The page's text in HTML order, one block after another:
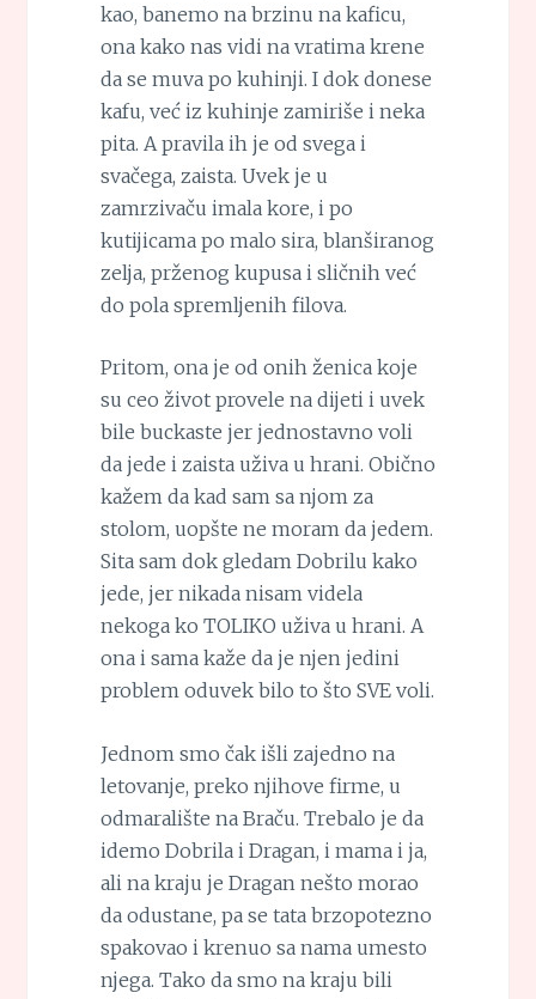
kao, banemo na brzinu na kaficu,
ona kako nas vidi na vratima krene
da se muva po kuhinji. I dok donese
kafu, već iz kuhinje zamiriše i neka
pita. A pravila ih je od svega i
svačega, zaista. Uvek je u
zamrzivaču imala kore, i po
kutijicama po malo sira, blanširanog
zelja, prženog kupusa i sličnih već
do pola spremljenih filova.
Pritom, ona je od onih ženica koje
su ceo život provele na dijeti i uvek
bile buckaste jer jednostavno voli
da jede i zaista uživa u hrani. Obično
kažem da kad sam sa njom za
stolom, uopšte ne moram da jedem.
Sita sam dok gledam Dobrilu kako
jede, jer nikada nisam videla
nekoga ko TOLIKO uživa u hrani. A
ona i sama kaže da je njen jedini
problem oduvek bilo to što SVE voli.
Jednom smo čak išli zajedno na
letovanje, preko njihove firme, u
odmaralište na Braču. Trebalo je da
idemo Dobrila i Dragan, i mama i ja,
ali na kraju je Dragan nešto morao
da odustane, pa se tata brzopotezno
spakovao i krenuo sa nama umesto
njega. Tako da smo na kraju bili